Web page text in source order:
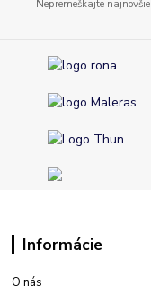
Nepremeškajte
Informácie
O nás